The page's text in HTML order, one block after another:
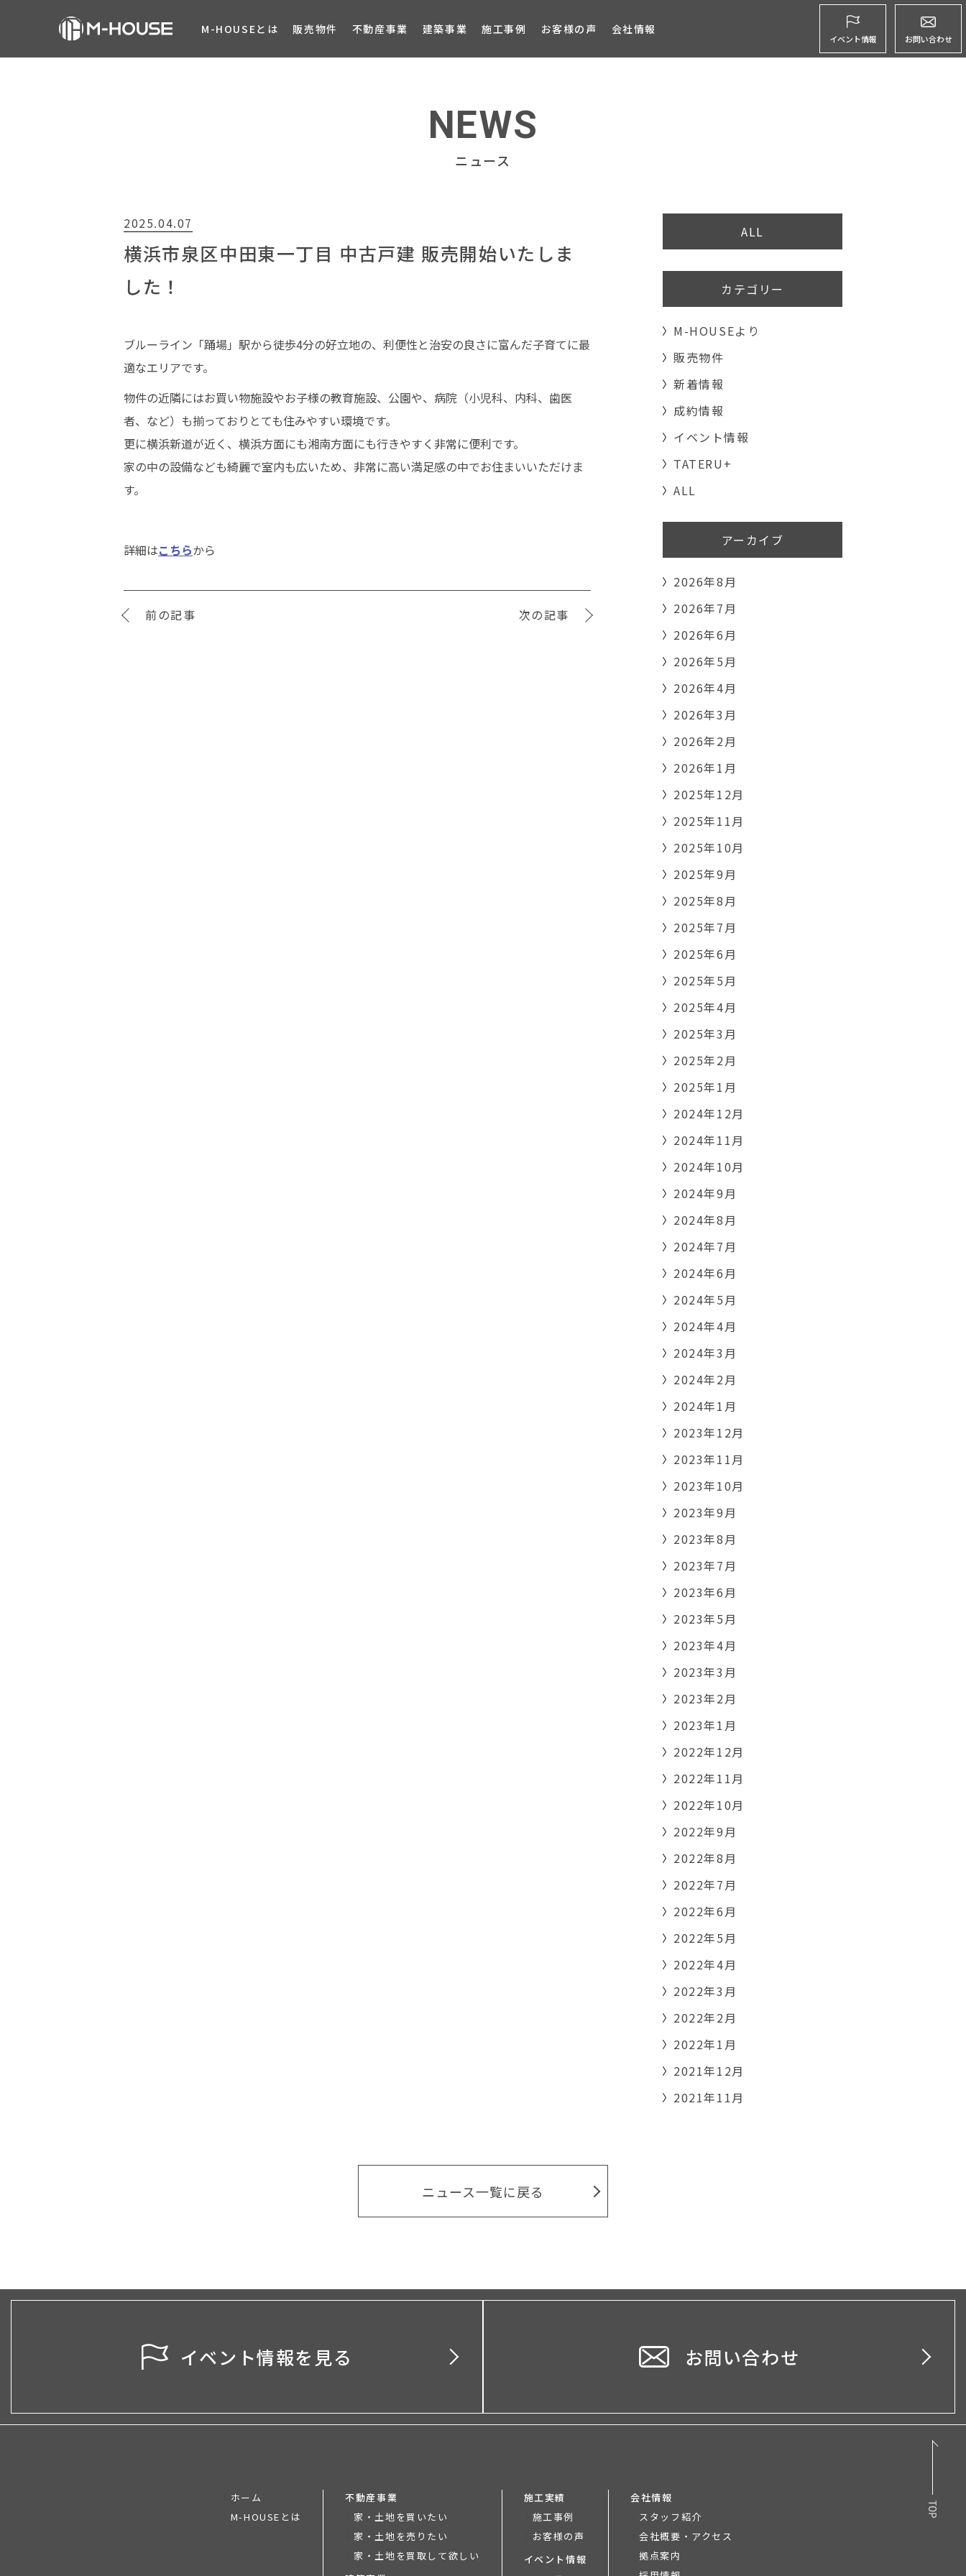
M-HOUSEとは 販売物件 不動産事業 建築事業 施工事例 お客様の声 会社情報
イベント情報 お問い合わせ
NEWS
ニュース
2025.04.07
横浜市泉区中田東一丁目 中古戸建 販売開始いたしま
した！
ブルーライン「踊場」駅から徒歩4分の好立地の、利便性と治安の良さに富んだ子育てに最
適なエリアです。
物件の近隣にはお買い物施設やお子様の教育施設、公園や、病院（小児科、内科、歯医
者、など）も揃っておりとても住みやすい環境です。
更に横浜新道が近く、横浜方面にも湘南方面にも行きやすく非常に便利です。
家の中の設備なども綺麗で室内も広いため、非常に高い満足感の中でお住まいいただけま
す。
詳細はこちらから
前の記事 次の記事
ALL
カテゴリー
M-HOUSEより
販売物件
新着情報
成約情報
イベント情報
TATERU+
ALL
アーカイブ
2026年8月
2026年7月
2026年6月
2026年5月
2026年4月
2026年3月
2026年2月
2026年1月
2025年12月
2025年11月
2025年10月
2025年9月
2025年8月
2025年7月
2025年6月
2025年5月
2025年4月
2025年3月
2025年2月
2025年1月
2024年12月
2024年11月
2024年10月
2024年9月
2024年8月
2024年7月
2024年6月
2024年5月
2024年4月
2024年3月
2024年2月
2024年1月
2023年12月
2023年11月
2023年10月
2023年9月
2023年8月
2023年7月
2023年6月
2023年5月
2023年4月
2023年3月
2023年2月
2023年1月
2022年12月
2022年11月
2022年10月
2022年9月
2022年8月
2022年7月
2022年6月
2022年5月
2022年4月
2022年3月
2022年2月
2022年1月
2021年12月
2021年11月
ニュース一覧に戻る
イベント情報を見る お問い合わせ
ホーム
M-HOUSEとは
不動産事業
家・土地を買いたい
家・土地を売りたい
家・土地を買取して欲しい
施工実績
施工事例
お客様の声
イベント情報
会社情報
スタッフ紹介
会社概要・アクセス
拠点案内